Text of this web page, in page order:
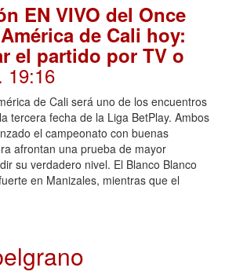
EN VIVO del Once
de Cali hoy:
el partido por TV o
. 19:16
de Cali será uno de los encuentros
tercera fecha de la Liga BetPlay. Ambos
el campeonato con buenas
afrontan una prueba de mayor
su verdadero nivel. El Blanco Blanco
en Manizales, mientras que el